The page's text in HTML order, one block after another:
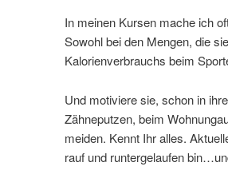
In meinen Kursen mache ich
Sowohl bei den Mengen, die
Kalorienverbrauchs beim
Und motiviere sie, schon in
Zähneputzen, beim
meiden. Kennt Ihr alles.
rauf und runtergelaufen